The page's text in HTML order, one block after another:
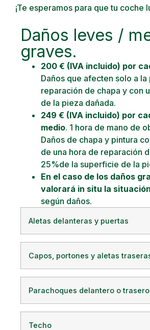
¡Te esperamos para que tu coche
Daños leves /
graves.
200 € (IVA incluido) por
Daños que afecten solo a la
reparación de chapa y con
de la pieza dañada.
249 € (IVA incluido) por
medio. 1 hora de mano de
Daños de chapa y pintura
de una hora de reparación
25%de la superficie de la
En el caso de los daños
valorará in situ la
según daños.
Aletas delanteras y puertas
Capos, portones y aletas
Parachoques delantero o trasero
Techo